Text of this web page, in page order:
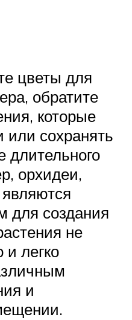
цветы для
обратите
которые
или сохранять
длительного
орхидеи,
для создания
не
и легко
и